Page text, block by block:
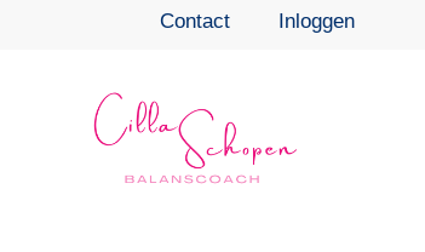
Contact Inloggen